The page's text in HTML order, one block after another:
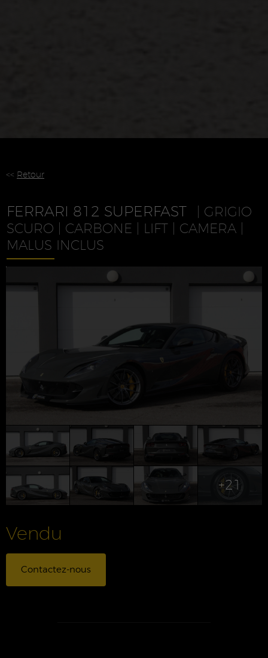
<< Retour
FERRARI 812 SUPERFAST
| GRIGIO
SCURO | CARBONE | LIFT | CAMERA |
MALUS INCLUS
+21
Vendu
Contactez-nous